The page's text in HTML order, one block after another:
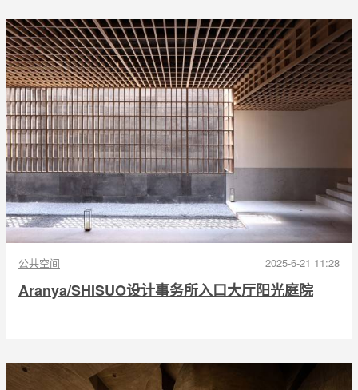
公共空间 2025-6-21 11:28
Aranya/SHISUO设计事务所入口大厅阳光庭院